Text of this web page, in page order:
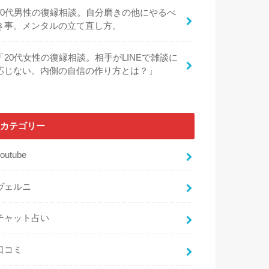
代男性の復縁相談。自分磨きの他にやるべ
事。メンタルの立て直し方。
20代女性の復縁相談。相手がLINEで雑談に
じない。内側の自信の作り方とは？」
カテゴリー
ェルニ
ャット占い
コミ